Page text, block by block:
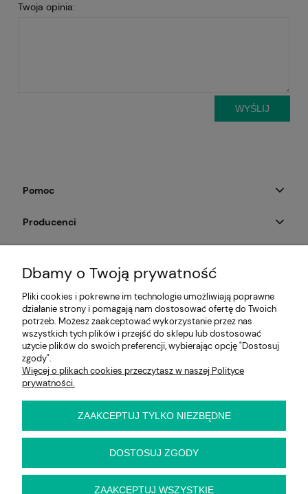
Twoja opinia:
WYŚLIJ
Pomoc
Producenci
Informacje
E-KRZESŁO
Biuro handlowe (bez ekspozycji). Prosimy o wcześniejszy
kontakt przed wizytą
ul. Cynamonowa 2,
woj. dolnośląskie
22 22 82 046,
biuro@e-krzeslo.com.pl
Dbamy o Twoją prywatność
Pliki cookies i pokrewne im technologie umożliwiają poprawne
działanie strony i pomagają nam dostosować ofertę do Twoich
potrzeb. Możesz zaakceptować wykorzystanie przez nas
wszystkich tych plików i przejść do sklepu lub dostosować
użycie plików do swoich preferencji, wybierając opcję "Dostosuj
zgody".
Więcej o plikach cookies przeczytasz w naszej Polityce
prywatności.
ZAAKCEPTUJ TYLKO NIEZBĘDNE
DOSTOSUJ ZGODY
ZAAKCEPTUJ WSZYSTKIE